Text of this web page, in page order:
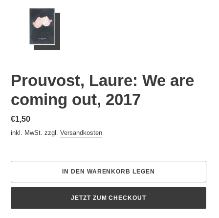
Prouvost, Laure: We are
coming out, 2017
Normaler
Preis
€1,50
inkl. MwSt. zzgl. Versandkosten
IN DEN WARENKORB LEGEN
JETZT ZUM CHECKOUT